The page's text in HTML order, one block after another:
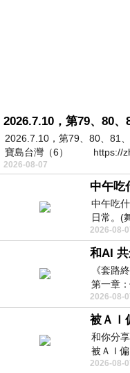
2026.7.10，第79、80、81
寶島台灣（6） https://
2026-08-07
中午吃
日常。(
當？麵
2026-08-
《套路
第一章
卡爾頓
2026-08-
被ＡＩ
和你分
被ＡＩ
2026-08-